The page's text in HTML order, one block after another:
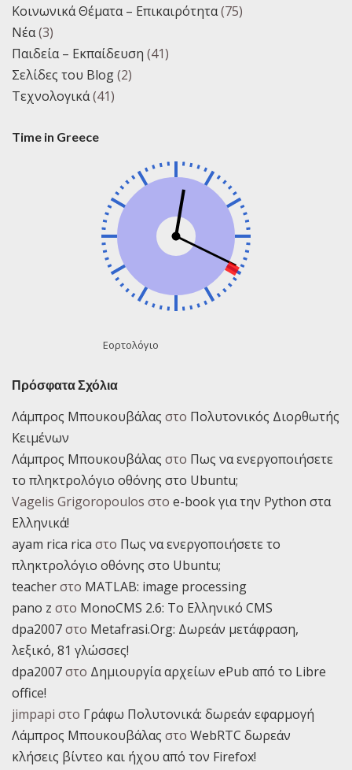
Κοινωνικά Θέματα – Επικαιρότητα(75)
Νέα(3)
Παιδεία – Εκπαίδευση (41)
Σελίδες του Blog(2)
Τεχνολογικά(41)
Time in Greece
Εορτολόγιο
Πρόσφατα Σχόλια
Λάμπρος Μπουκουβάλας στο Πολυτονικός Διορθωτής
Κειμένων
Λάμπρος Μπουκουβάλας στο Πως να ενεργοποιήσετε
το πληκτρολόγιο οθόνης στο Ubuntu;
Vagelis Grigoropoulos στο e-book για την Python στα
Ελληνικά!
ayam rica rica στο Πως να ενεργοποιήσετε το
πληκτρολόγιο οθόνης στο Ubuntu;
teacherστο MATLAB: image processing
pano z στο MonoCMS 2.6: Το Ελληνικό CMS
dpa2007στο Metafrasi.Org: Δωρεάν μετάφραση,
λεξικό, 81 γλώσσες!
dpa2007στο Δημιουργία αρχείων ePub από το Libre
office!
jimpapi στο Γράφω Πολυτονικά: δωρεάν εφαρμογή
Λάμπρος Μπουκουβάλας στο WebRTC δωρεάν
κλήσεις βίντεο και ήχου από τον Firefox!